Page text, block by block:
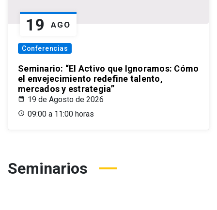
19 AGO
Conferencias
Seminario: “El Activo que Ignoramos: Cómo
el envejecimiento redefine talento,
mercados y estrategia”
19 de Agosto de 2026
09:00 a 11:00 horas
Seminarios